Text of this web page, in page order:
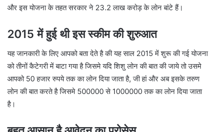
और इस योजना के तहत सरकार ने 23.2 लाख करोड़ के लोन बांटे हैं।
2015 में हुई थी इस स्कीम की शुरुआत
यह जानकारी के लिए आपको बता देते है की यह साल 2015 में शुरू की गई योजना
को तीनों कैटेगरी में बाटा गया है जिसमे यदि शिशु लोन की बात की जाये तो उसमे
आपको 50 हजार रुपये तक का लोन दिया जाता है, जी हां और अब इसके तरुण
लोन की बात करते है जिसमे 500000 से 1000000 तक का लोन दिया जाता
है।